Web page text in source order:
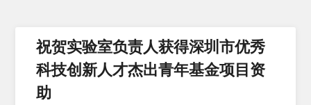
祝贺实验室负责人获得深圳市优秀
科技创新人才杰出青年基金项目资
助